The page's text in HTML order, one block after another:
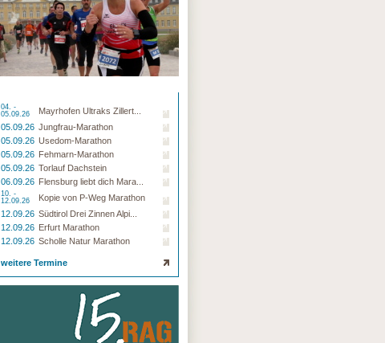
04. -
05.09.26
Mayrhofen Ultraks Zillert...
05.09.26 Jungfrau-Marathon
05.09.26 Usedom-Marathon
05.09.26 Fehmarn-Marathon
05.09.26 Torlauf Dachstein
06.09.26 Flensburg liebt dich Mara...
10. -
12.09.26
Kopie von P-Weg Marathon
12.09.26 Südtirol Drei Zinnen Alpi...
12.09.26 Erfurt Marathon
12.09.26 Scholle Natur Marathon
weitere Termine